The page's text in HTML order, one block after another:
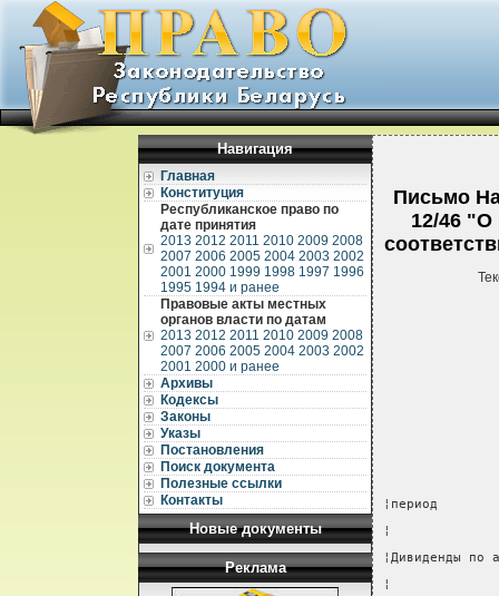
Навигация
Главная
Конституция
Республиканское право по
дате принятия
2013 2012 2011 2010 2009 2008
2007 2006 2005 2004 2003 2002
2001 2000 1999 1998 1997 1996
1995 1994 и ранее
Правовые акты местных
органов власти по датам
2013 2012 2011 2010 2009 2008
2007 2006 2005 2004 2003 2002
2001 2000 и ранее
Архивы
Кодексы
Законы
Указы
Постановления
Поиск документа
Полезные ссылки
Контакты
Новые документы
Реклама
Письмо
12/46 "О
¦период
¦
¦